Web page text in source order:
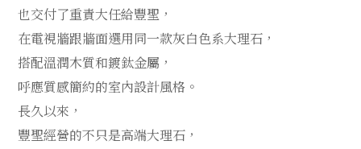
也交付了重責大任給豐聖，
在電視牆跟牆面選用同一款灰白色系大理石，
搭配溫潤木質和鍍鈦金屬，
呼應質感簡約的室內設計風格。
長久以來，
豐聖經營的不只是高端大理石，